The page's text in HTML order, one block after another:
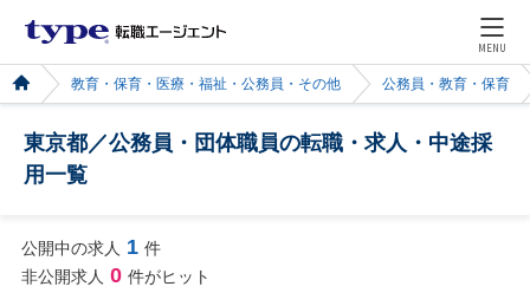
MENU
教育・保育・医療・福祉・公務員・その他 公務員・教育・保育
東京都／公務員・団体職員の転職・求人・中途採
用一覧
公開中の求人 1 件
非公開求人 0 件がヒット